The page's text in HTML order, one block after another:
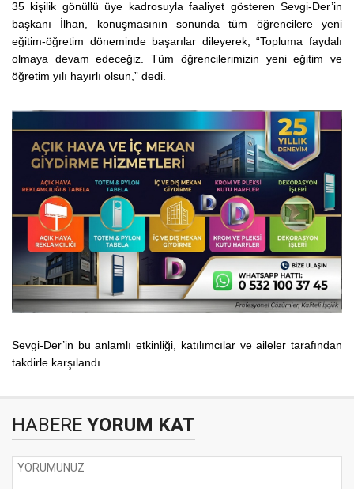
35 kişilik gönüllü üye kadrosuyla faaliyet gösteren Sevgi-Der’in
başkanı İlhan, konuşmasının sonunda tüm öğrencilere yeni
eğitim-öğretim döneminde başarılar dileyerek, “Topluma faydalı
olmaya devam edeceğiz. Tüm öğrencilerimizin yeni eğitim ve
öğretim yılı hayırlı olsun,” dedi.
Sevgi-Der’in bu anlamlı etkinliği, katılımcılar ve aileler tarafından
takdirle karşılandı.
HABERE YORUM KAT